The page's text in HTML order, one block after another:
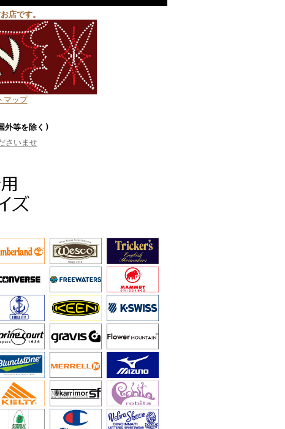
店です。
マップ
外等を除く)
さいませ